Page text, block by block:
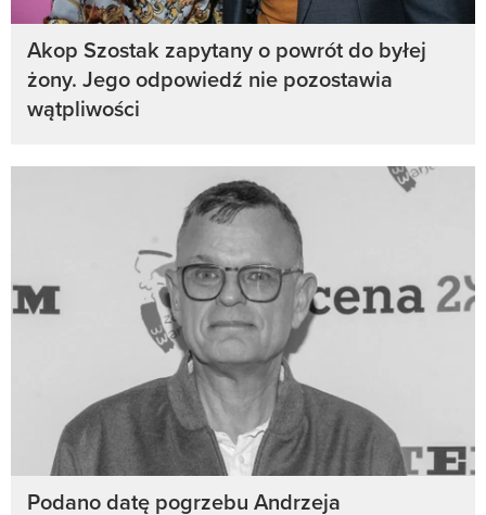
Akop Szostak zapytany o powrót do byłej
żony. Jego odpowiedź nie pozostawia
wątpliwości
Podano datę pogrzebu Andrzeja